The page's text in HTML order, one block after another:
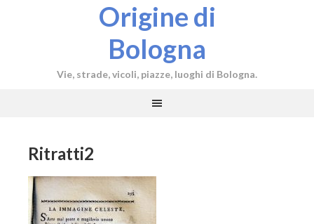
Origine di
Bologna
Vie, strade, vicoli, piazze, luoghi di Bologna.
Ritratti2